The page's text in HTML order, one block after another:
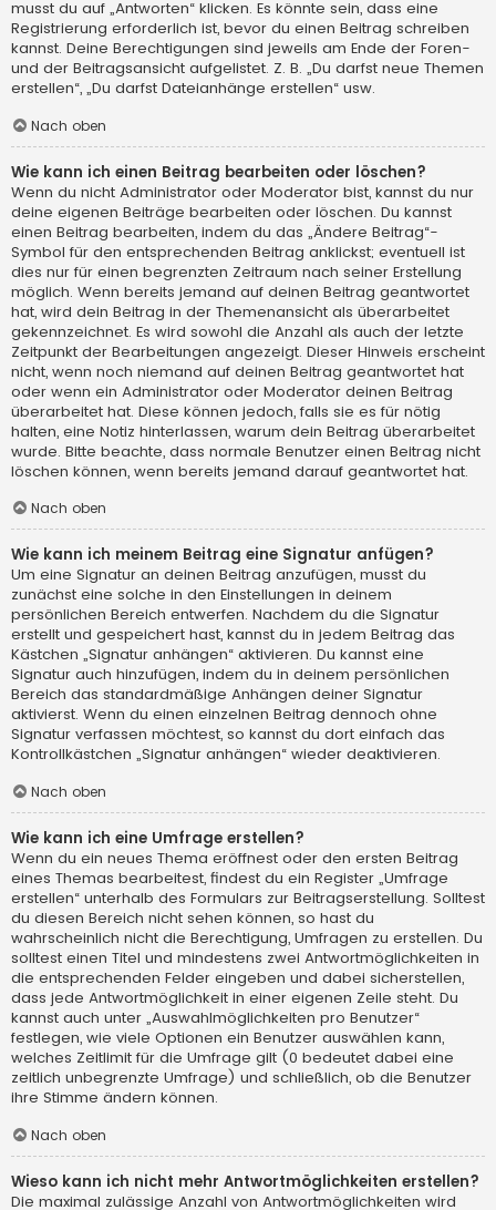
musst du auf „Antworten“ klicken. Es könnte sein, dass eine
Registrierung erforderlich ist, bevor du einen Beitrag schreiben
kannst. Deine Berechtigungen sind jeweils am Ende der Foren-
und der Beitragsansicht aufgelistet. Z. B. „Du darfst neue Themen
erstellen“, „Du darfst Dateianhänge erstellen“ usw.
Nach oben
Wie kann ich einen Beitrag bearbeiten oder löschen?
Wenn du nicht Administrator oder Moderator bist, kannst du nur
deine eigenen Beiträge bearbeiten oder löschen. Du kannst
einen Beitrag bearbeiten, indem du das „Ändere Beitrag“-
Symbol für den entsprechenden Beitrag anklickst; eventuell ist
dies nur für einen begrenzten Zeitraum nach seiner Erstellung
möglich. Wenn bereits jemand auf deinen Beitrag geantwortet
hat, wird dein Beitrag in der Themenansicht als überarbeitet
gekennzeichnet. Es wird sowohl die Anzahl als auch der letzte
Zeitpunkt der Bearbeitungen angezeigt. Dieser Hinweis erscheint
nicht, wenn noch niemand auf deinen Beitrag geantwortet hat
oder wenn ein Administrator oder Moderator deinen Beitrag
überarbeitet hat. Diese können jedoch, falls sie es für nötig
halten, eine Notiz hinterlassen, warum dein Beitrag überarbeitet
wurde. Bitte beachte, dass normale Benutzer einen Beitrag nicht
löschen können, wenn bereits jemand darauf geantwortet hat.
Nach oben
Wie kann ich meinem Beitrag eine Signatur anfügen?
Um eine Signatur an deinen Beitrag anzufügen, musst du
zunächst eine solche in den Einstellungen in deinem
persönlichen Bereich entwerfen. Nachdem du die Signatur
erstellt und gespeichert hast, kannst du in jedem Beitrag das
Kästchen „Signatur anhängen“ aktivieren. Du kannst eine
Signatur auch hinzufügen, indem du in deinem persönlichen
Bereich das standardmäßige Anhängen deiner Signatur
aktivierst. Wenn du einen einzelnen Beitrag dennoch ohne
Signatur verfassen möchtest, so kannst du dort einfach das
Kontrollkästchen „Signatur anhängen“ wieder deaktivieren.
Nach oben
Wie kann ich eine Umfrage erstellen?
Wenn du ein neues Thema eröffnest oder den ersten Beitrag
eines Themas bearbeitest, findest du ein Register „Umfrage
erstellen“ unterhalb des Formulars zur Beitragserstellung. Solltest
du diesen Bereich nicht sehen können, so hast du
wahrscheinlich nicht die Berechtigung, Umfragen zu erstellen. Du
solltest einen Titel und mindestens zwei Antwortmöglichkeiten in
die entsprechenden Felder eingeben und dabei sicherstellen,
dass jede Antwortmöglichkeit in einer eigenen Zeile steht. Du
kannst auch unter „Auswahlmöglichkeiten pro Benutzer“
festlegen, wie viele Optionen ein Benutzer auswählen kann,
welches Zeitlimit für die Umfrage gilt (0 bedeutet dabei eine
zeitlich unbegrenzte Umfrage) und schließlich, ob die Benutzer
ihre Stimme ändern können.
Nach oben
Wieso kann ich nicht mehr Antwortmöglichkeiten erstellen?
Die maximal zulässige Anzahl von Antwortmöglichkeiten wird